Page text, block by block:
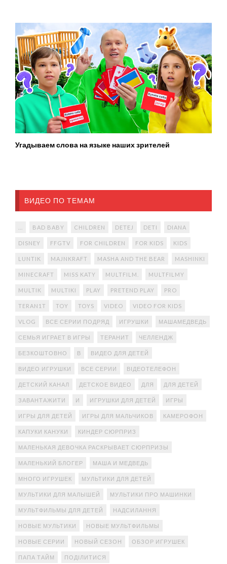
Угадываем слова на языке наших зрителей
ВИДЕО ПО ТЕМАМ
BAD BABY CHILDREN DETEJ DETI DIANA
DISNEY FFGTV FOR CHILDREN FOR KIDS KIDS
LUNTIK MAJNKRAFT MASHA AND THE BEAR MASHINKI
MINECRAFT MISS KATY MULTFILM. MULTFILMY
MULTIK MULTIKI PLAY PRETEND PLAY PRO
TERAN1T TOY TOYS VIDEO VIDEO FOR KIDS
VLOG ВСЕ СЕРИИ ПОДРЯД ИГРУШКИ МАШАМЕДВЕДЬ
СЕМЬЯ ИГРАЕТ В ИГРЫ ТЕРАНИТ ЧЕЛЛЕНДЖ
БЕЗКОШТОВНО В ВИДЕО ДЛЯ ДЕТЕЙ
ВИДЕО ИГРУШКИ ВСЕ СЕРИИ ВІДЕОТЕЛЕФОН
ДЕТСКИЙ КАНАЛ ДЕТСКОЕ ВИДЕО ДЛЯ ДЛЯ ДЕТЕЙ
ЗАВАНТАЖИТИ И ИГРУШКИ ДЛЯ ДЕТЕЙ ИГРЫ
ИГРЫ ДЛЯ ДЕТЕЙ ИГРЫ ДЛЯ МАЛЬЧИКОВ КАМЕРОФОН
КАПУКИ КАНУКИ КИНДЕР СЮРПРИЗ
МАЛЕНЬКАЯ ДЕВОЧКА РАСКРЫВАЕТ СЮРПРИЗЫ
МАЛЕНЬКИЙ БЛОГЕР МАША И МЕДВЕДЬ
МНОГО ИГРУШЕК МУЛЬТИКИ ДЛЯ ДЕТЕЙ
МУЛЬТИКИ ДЛЯ МАЛЫШЕЙ МУЛЬТИКИ ПРО МАШИНКИ
МУЛЬТФИЛЬМЫ ДЛЯ ДЕТЕЙ НАДСИЛАННЯ
НОВЫЕ МУЛЬТИКИ НОВЫЕ МУЛЬТФИЛЬМЫ
НОВЫЕ СЕРИИ НОВЫЙ СЕЗОН ОБЗОР ИГРУШЕК
ПАПА ТАЙМ ПОДІЛИТИСЯ